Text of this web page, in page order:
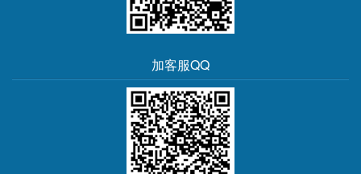
加客服QQ